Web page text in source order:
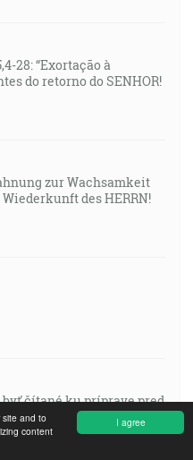
I agree
site and to
content
28: “Exortação à
do retorno do SENHOR!
zur Wachsamkeit
des HERRN!
byť čítané ku príprave pred